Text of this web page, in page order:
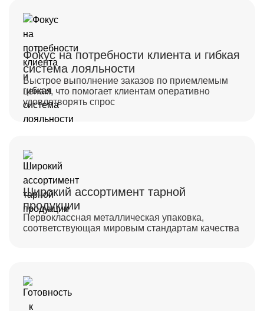
Фокус на потребности клиента и гибкая
система лояльности
Быстрое выполнение заказов по приемлемым
ценам, что помогает клиентам оперативно
удовлетворять спрос
Широкий ассортимент тарной
продукции
Первоклассная металлическая упаковка,
соответствующая мировым стандартам качества